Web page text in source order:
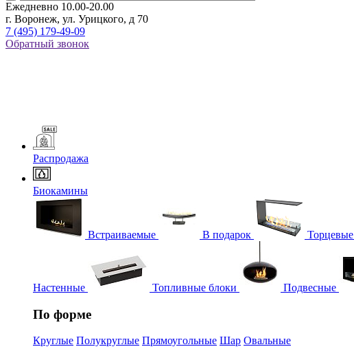
Ежедневно 10.00-20.00
г. Воронеж, ул. Урицкого, д 70
7 (495) 179-49-09
Обратный звонок
Распродажа
Биокамины
Встраиваемые В подарок Торцевые
Настенные Топливные блоки Подвесные
По форме
Круглые Полукруглые Прямоугольные Шар Овальные